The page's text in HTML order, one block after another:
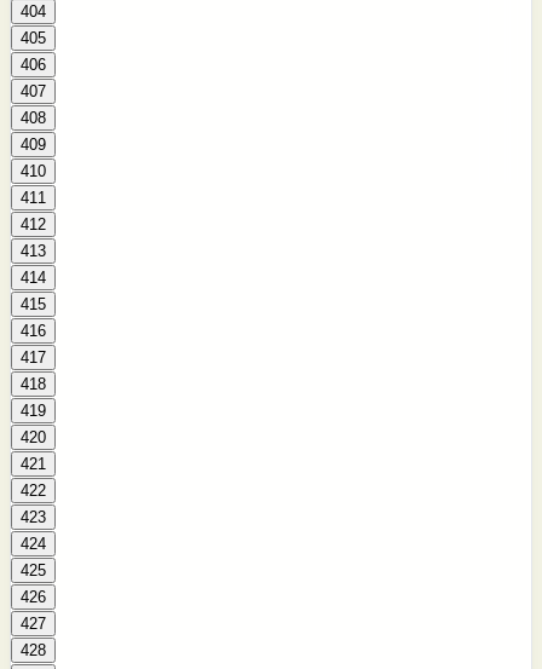
404
405
406
407
408
409
410
411
412
413
414
415
416
417
418
419
420
421
422
423
424
425
426
427
428